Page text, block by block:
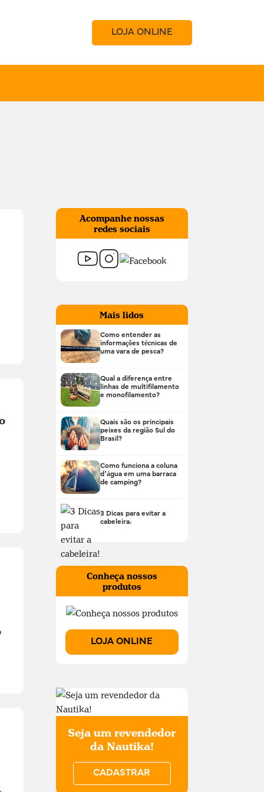
LOJA ONLINE
Acompanhe nossas
redes sociais
Mais lidos
Como entender as
informações técnicas de
uma vara de pesca?
Qual a diferença entre
linhas de multifilamento
e monofilamento?
Quais são os principais
peixes da região Sul do
Brasil?
Como funciona a coluna
d’água em uma barraca
de camping?
3 Dicas para evitar a
cabeleira!
Conheça nossos
produtos
LOJA ONLINE
Seja um revendedor
da Nautika!
CADASTRAR